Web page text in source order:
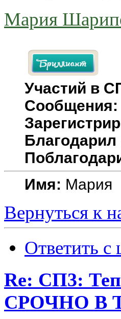
Мария
Участий в
Сообщения:
Благодарил
Имя: Мария
Вернуться к
Ответить с
Re: СП3:
СРОЧНО В